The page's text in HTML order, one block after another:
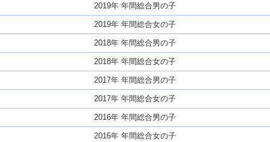
2019年 年間総合男の子
2019年 年間総合女の子
2018年 年間総合男の子
2018年 年間総合女の子
2017年 年間総合男の子
2017年 年間総合女の子
2016年 年間総合男の子
2016年 年間総合女の子